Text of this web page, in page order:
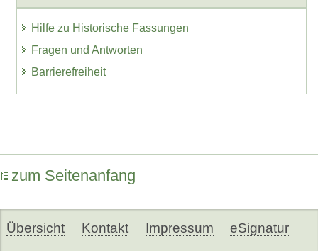
Hilfe zu Historische Fassungen
Fragen und Antworten
Barrierefreiheit
zum Seitenanfang
Übersicht Kontakt Impressum eSignatur